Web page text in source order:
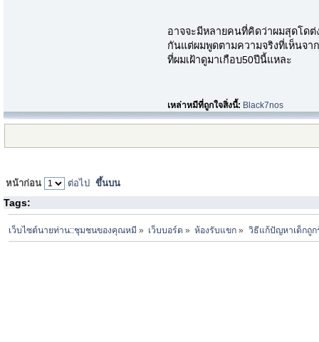
อาจจะมีหลายคนที่คิดว่าผมสุดโดต่
กันแต่ผมพูดตามความจริงที่เห็นจา
ที่ผมเฝ้าดูมาเกือบ50ปีนี้แหละ
เหล่าหมีที่ถูกใจสิ่งนี้: Black7nos
หน้าก่อน ต่อไป ขึ้นบน
Tags:
เว็บไซต์นายท่าน::ชุมชนของคุณหมี » เว็บบอร์ด » ห้องรับแขก » วิธีแก้ปัญหาเด็กถูก